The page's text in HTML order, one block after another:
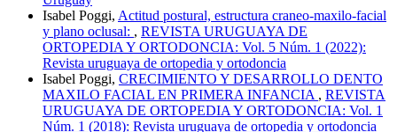
Isabel Poggi, Actitud postural, estructura craneo-maxilo-facial
y plano oclusal: , REVISTA URUGUAYA DE
ORTOPEDIA Y ORTODONCIA: Vol. 5 Núm. 1 (2022):
Revista uruguaya de ortopedia y ortodoncia
Isabel Poggi, CRECIMIENTO Y DESARROLLO DENTO
MAXILO FACIAL EN PRIMERA INFANCIA , REVISTA
URUGUAYA DE ORTOPEDIA Y ORTODONCIA: Vol. 1
Núm. 1 (2018): Revista uruguaya de ortopedia y ortodoncia